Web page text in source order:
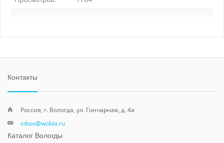
Контакты
Россия, г. Вологда, ул. Гончарная, д. 4а
inbox@wobla.ru
Каталог Вологды